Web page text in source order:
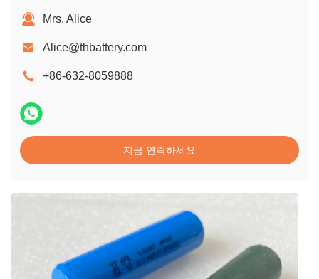
Mrs. Alice
Alice@thbattery.com
+86-632-8059888
지금 연락하세요